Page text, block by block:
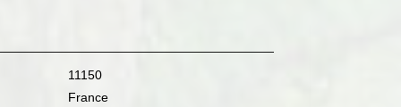
11150
France